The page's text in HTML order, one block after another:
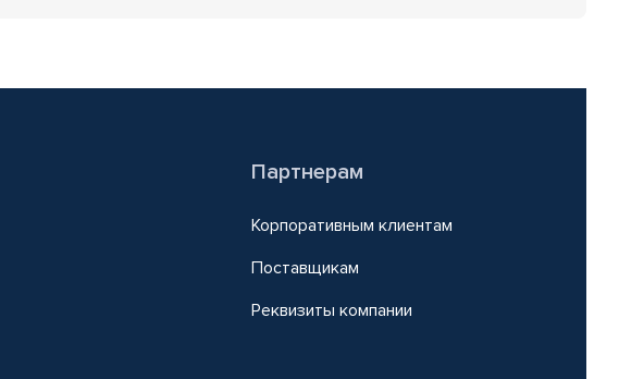
Партнерам
Корпоративным клиентам
Поставщикам
Реквизиты компании